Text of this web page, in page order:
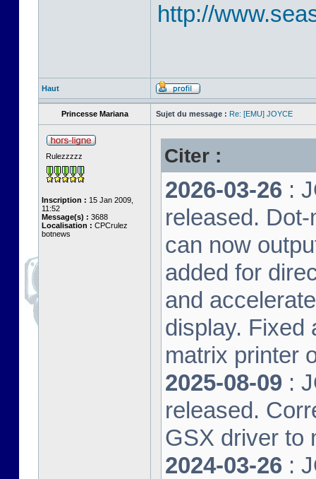
http://
Haut
Princesse Mariana Sujet du message : Re: [EMU] JOYCE
Rulezzzzz
Inscription : 15 Jan 2009,
11:52
Message(s) : 3688
Localisation : CPCrulez
botnews
Citer :
2026-03-26 :
released.
can now
added for
and
display. Fixed
matrix printer
2025-08-09 :
released.
GSX driver to
2024-03-26 :